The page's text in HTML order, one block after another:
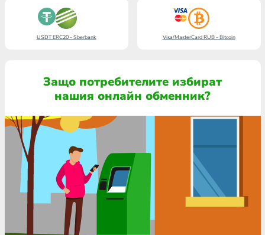
USDT ERC20 - Sberbank Visa/MasterCard RUB - Bitcoin
Защо потребителите избират
нашия онлайн обменник?